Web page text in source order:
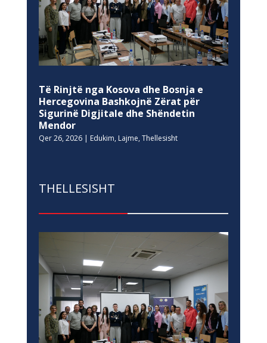
Të Rinjtë nga Kosova dhe Bosnja e
Hercegovina Bashkojnë Zërat për
Sigurinë Digjitale dhe Shëndetin
Mendor
Qer 26, 2026| Edukim, Lajme, Thellesisht
THELLESISHT